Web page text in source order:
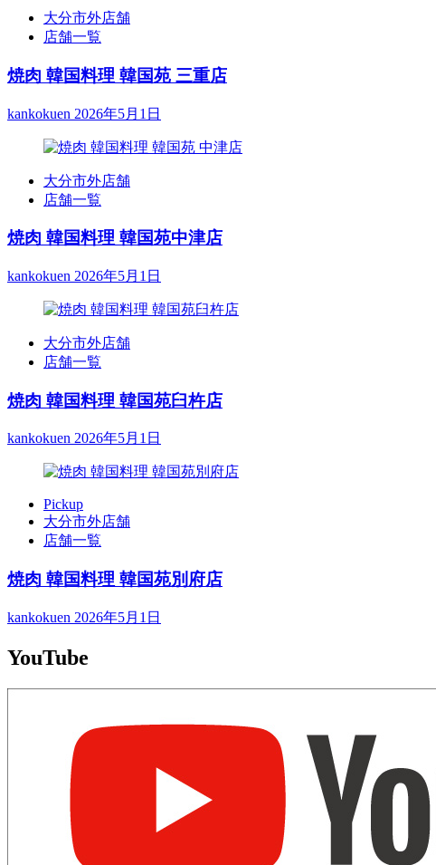
大分市外店舗
店舗一覧
焼肉 韓国料理 韓国苑 三重店
kankokuen 2026年5月1日
大分市外店舗
店舗一覧
焼肉 韓国料理 韓国苑中津店
kankokuen 2026年5月1日
大分市外店舗
店舗一覧
焼肉 韓国料理 韓国苑臼杵店
kankokuen 2026年5月1日
Pickup
大分市外店舗
店舗一覧
焼肉 韓国料理 韓国苑別府店
kankokuen 2026年5月1日
YouTube